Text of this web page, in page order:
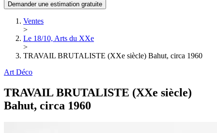
Demander une estimation gratuite
Ventes
>
Le 18/10, Arts du XXe
>
TRAVAIL BRUTALISTE (XXe siècle) Bahut, circa 1960
Art Déco
TRAVAIL BRUTALISTE (XXe siècle)
Bahut, circa 1960